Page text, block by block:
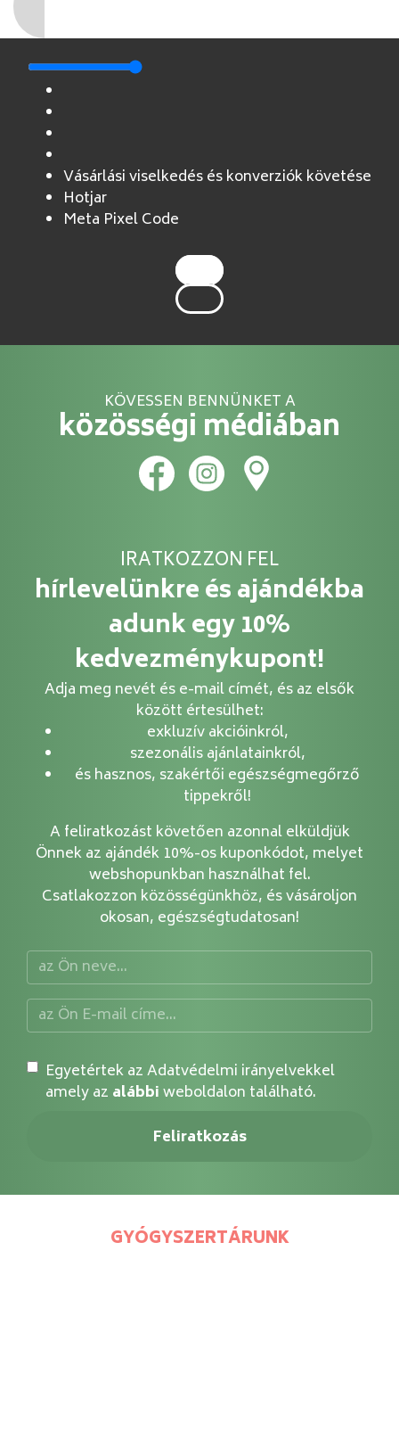
Vásárlási viselkedés és konverziók követése
Hotjar
Meta Pixel Code
KÖVESSEN BENNÜNKET A
közösségi médiában
IRATKOZZON FEL
hírlevelünkre és ajándékba
adunk egy 10%
kedvezménykupont!
Adja meg nevét és e-mail címét, és az elsők
között értesülhet:
exkluzív akcióinkról,
szezonális ajánlatainkról,
és hasznos, szakértői egészségmegőrző
tippekről!
A feliratkozást követően azonnal elküldjük
Önnek az ajándék 10%-os kuponkódot, melyet
webshopunkban használhat fel.
Csatlakozzon közösségünkhöz, és vásároljon
okosan, egészségtudatosan!
Egyetértek az Adatvédelmi irányelvekkel
amely az alábbiweboldalon található.
GYÓGYSZERTÁRUNK